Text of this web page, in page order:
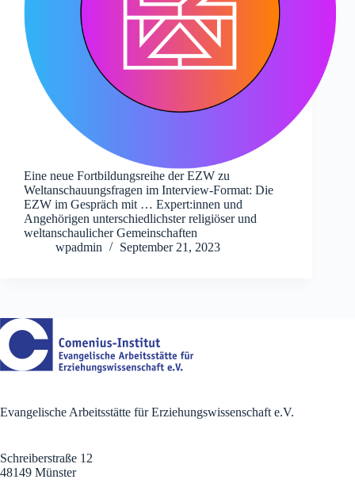
Eine neue Fortbildungsreihe der EZW zu
Weltanschauungsfragen im Interview-Format: Die
EZW im Gespräch mit … Expert:innen und
Angehörigen unterschiedlichster religiöser und
weltanschaulicher Gemeinschaften
wpadmin
September 21, 2023
Evangelische Arbeitsstätte für Erziehungswissenschaft e.V.
Schreiberstraße 12
48149 Münster